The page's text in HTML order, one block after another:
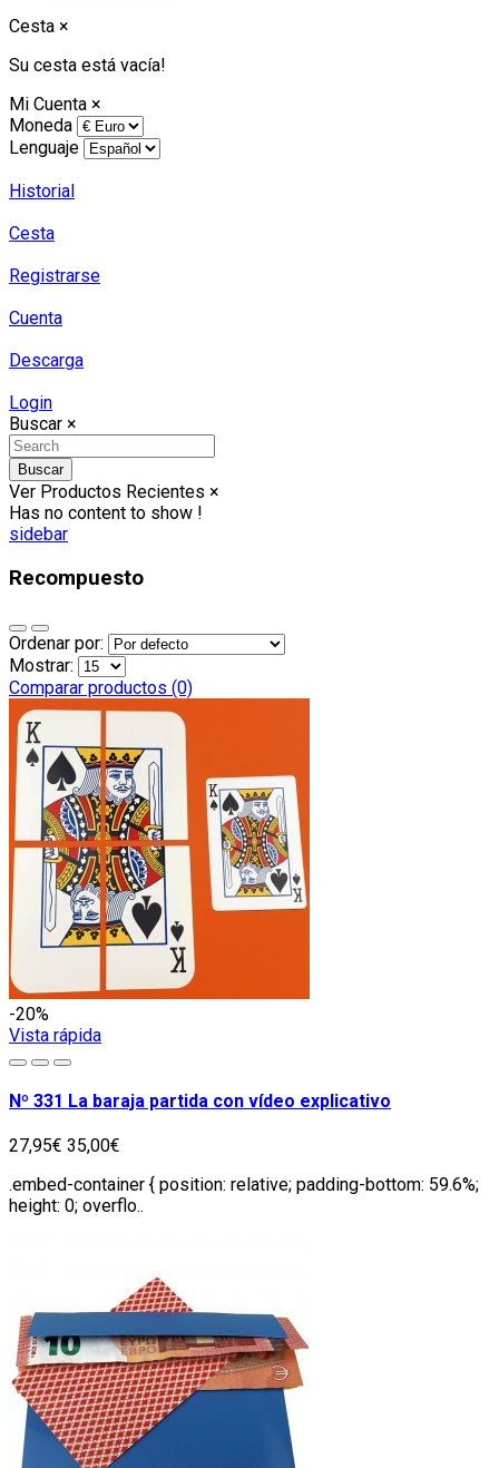
Cesta ×
Su cesta está vacía!
Mi Cuenta ×
Moneda
Lenguaje
Historial
Cesta
Registrarse
Cuenta
Descarga
Login
Buscar ×
Buscar
Ver Productos Recientes ×
Has no content to show !
sidebar
Recompuesto
Ordenar por:
Mostrar:
Comparar productos (0)
-20%
Vista rápida
Nº 331 La baraja partida con vídeo explicativo
27,95€ 35,00€
.embed-container { position: relative; padding-bottom: 59.6%;
height: 0; overflo..